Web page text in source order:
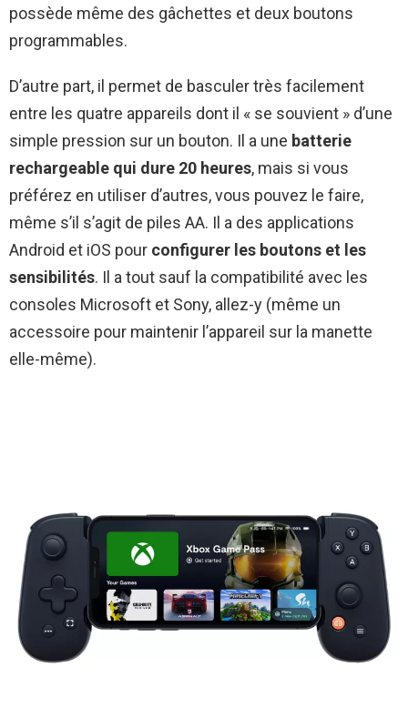
possède même des gâchettes et deux boutons
programmables.
D’autre part, il permet de basculer très facilement
entre les quatre appareils dont il « se souvient » d’une
simple pression sur un bouton. Il a une batterie
rechargeable qui dure 20 heures, mais si vous
préférez en utiliser d’autres, vous pouvez le faire,
même s’il s’agit de piles AA. Il a des applications
Android et iOS pour configurer les boutons et les
sensibilités. Il a tout sauf la compatibilité avec les
consoles Microsoft et Sony, allez-y (même un
accessoire pour maintenir l’appareil sur la manette
elle-même).